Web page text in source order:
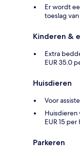
Er wordt
toeslag
Kinderen &
Extra
EUR 35.0
Huisdieren
Voor
EUR 15
Parkeren